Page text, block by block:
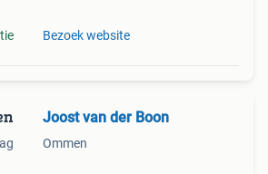
Bezoek website
Joost van der Boon
Ommen